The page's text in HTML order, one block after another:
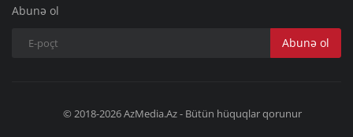
Abunə ol
Abunə ol
© 2018-2026 AzMedia.Az - Bütün hüquqlar qorunur